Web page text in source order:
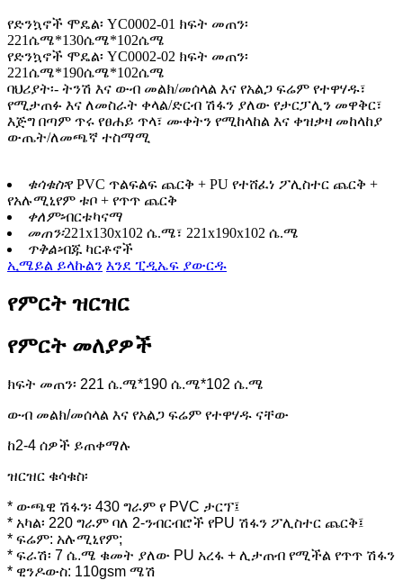
የድንኳኖች ሞዴል፡ YC0002-01 ክፍት መጠን፡
221ሴሜ*130ሴሜ*102ሴሜ
የድንኳኖች ሞዴል፡ YC0002-02 ክፍት መጠን፡
221ሴሜ*190ሴሜ*102ሴሜ
ባህሪያት፡- ትንሽ እና ውብ መልክ/መሰላል እና የአልጋ ፍሬም የተዋሃዱ፣
የሚታጠፉ እና ለመስራት ቀላል/ድርብ ሽፋን ያለው የታርፓሊን መዋቅር፣
እጅግ በጣም ጥሩ የፀሐይ ጥላ፣ ሙቀትን የሚከላከል እና ቀዝቃዛ መከላከያ
ውጤት/ለመጫኛ ተስማሚ
ቁሳቁስ፡የ PVC ጥልፍልፍ ጨርቅ + PU የተሸፈነ ፖሊስተር ጨርቅ +
የአሉሚኒየም ቱቦ + የጥጥ ጨርቅ
ቀለም፡ብርቱካናማ
መጠን፡221x130x102 ሴ.ሜ፣ 221x190x102 ሴ.ሜ
ጥቅል፡ብጁ ካርቶኖች
ኢሜይል ይላኩልን እንደ ፒዲኤፍ ያውርዱ
የምርት ዝርዝር
የምርት መለያዎች
ክፍት መጠን፡ 221 ሴ.ሜ*190 ሴ.ሜ*102 ሴ.ሜ
ውብ መልክ/መሰላል እና የአልጋ ፍሬም የተዋሃዱ ናቸው
ከ2-4 ሰዎች ይጠቀማሉ
ዝርዝር ቁሳቁስ፡
* ውጫዊ ሽፋን፡ 430 ግራም የ PVC ታርፕ፤
* አካል፡ 220 ግራም ባለ 2-ንብርብሮች የPU ሽፋን ፖሊስተር ጨርቅ፤
* ፍሬም: አሉሚኒየም;
* ፍራሽ፡ 7 ሴ.ሜ ቁመት ያለው PU አረፋ + ሊታጠብ የሚችል የጥጥ ሽፋን
* ዊንዶውስ: 110gsm ሜሽ